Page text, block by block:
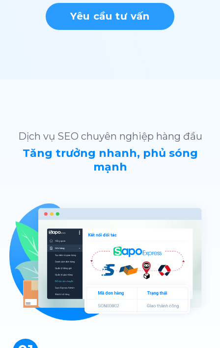
Yêu cầu tư vấn
Dịch vụ SEO chuyên nghiệp hàng đầu
Tăng trưởng nhanh, phủ sóng
mạnh